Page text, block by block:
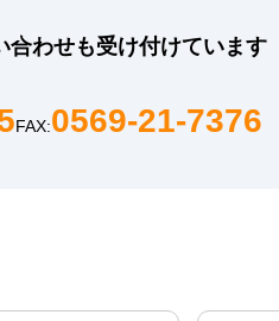
合わせも受け付けています
FAX:0569-21-7376